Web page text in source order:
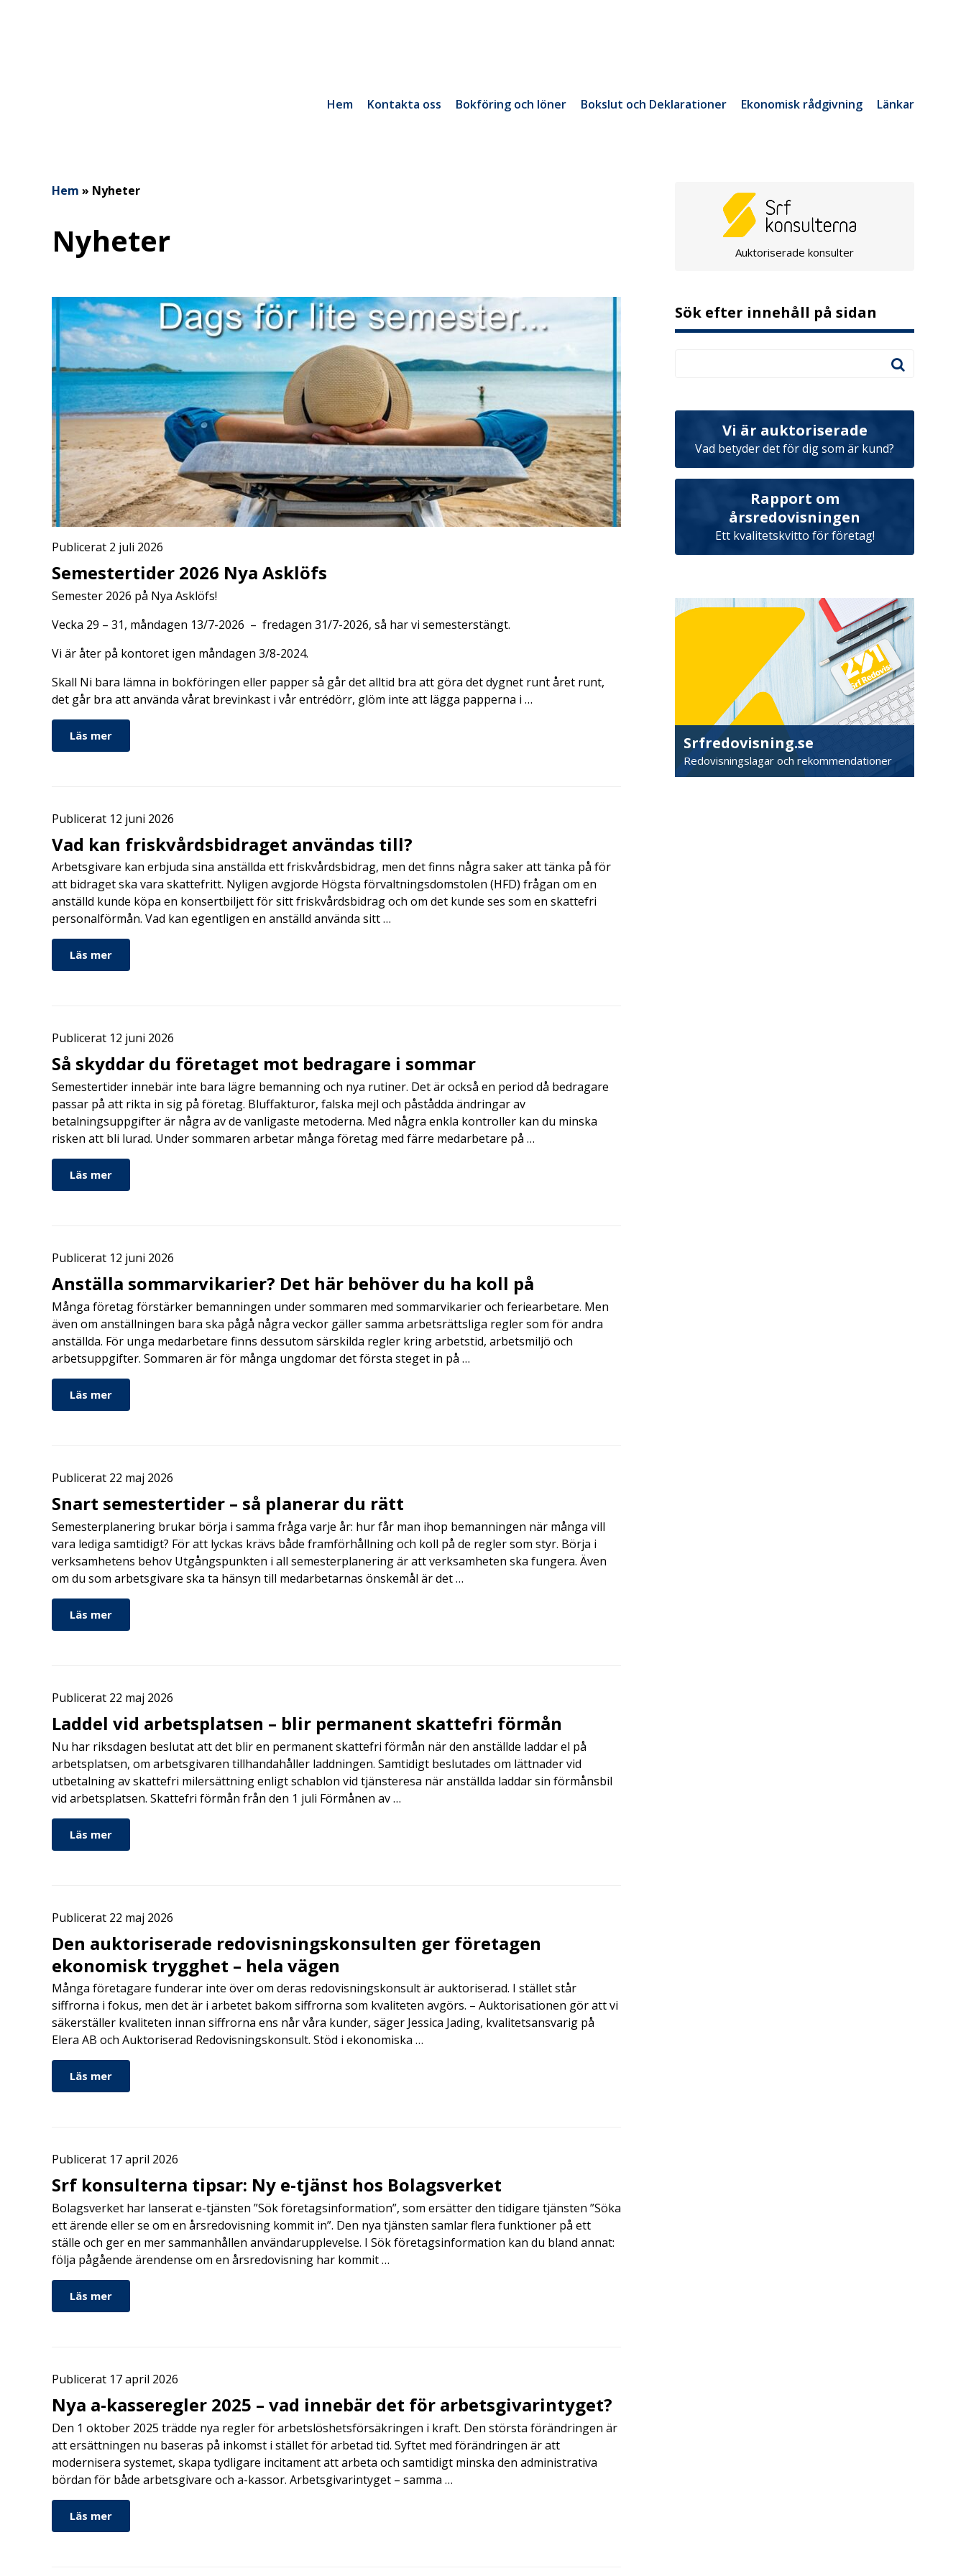
Hem Kontakta oss Bokföring och löner Bokslut och Deklarationer Ekonomisk rådgivning Länkar
Hem » Nyheter
Nyheter
Publicerat 2 juli 2026
Semestertider 2026 Nya Asklöfs
Semester 2026 på Nya Asklöfs!
Vecka 29 – 31, måndagen 13/7-2026 – fredagen 31/7-2026, så har vi semesterstängt.
Vi är åter på kontoret igen måndagen 3/8-2024.
Skall Ni bara lämna in bokföringen eller papper så går det alltid bra att göra det dygnet runt året runt,
det går bra att använda vårat brevinkast i vår entrédörr, glöm inte att lägga papperna i …
Läs mer
Publicerat 12 juni 2026
Vad kan friskvårdsbidraget användas till?
Arbetsgivare kan erbjuda sina anställda ett friskvårdsbidrag, men det finns några saker att tänka på för
att bidraget ska vara skattefritt. Nyligen avgjorde Högsta förvaltningsdomstolen (HFD) frågan om en
anställd kunde köpa en konsertbiljett för sitt friskvårdsbidrag och om det kunde ses som en skattefri
personalförmån. Vad kan egentligen en anställd använda sitt …
Läs mer
Publicerat 12 juni 2026
Så skyddar du företaget mot bedragare i sommar
Semestertider innebär inte bara lägre bemanning och nya rutiner. Det är också en period då bedragare
passar på att rikta in sig på företag. Bluffakturor, falska mejl och påstådda ändringar av
betalningsuppgifter är några av de vanligaste metoderna. Med några enkla kontroller kan du minska
risken att bli lurad. Under sommaren arbetar många företag med färre medarbetare på …
Läs mer
Publicerat 12 juni 2026
Anställa sommarvikarier? Det här behöver du ha koll på
Många företag förstärker bemanningen under sommaren med sommarvikarier och feriearbetare. Men
även om anställningen bara ska pågå några veckor gäller samma arbetsrättsliga regler som för andra
anställda. För unga medarbetare finns dessutom särskilda regler kring arbetstid, arbetsmiljö och
arbetsuppgifter. Sommaren är för många ungdomar det första steget in på …
Läs mer
Publicerat 22 maj 2026
Snart semestertider – så planerar du rätt
Semesterplanering brukar börja i samma fråga varje år: hur får man ihop bemanningen när många vill
vara lediga samtidigt? För att lyckas krävs både framförhållning och koll på de regler som styr. Börja i
verksamhetens behov Utgångspunkten i all semesterplanering är att verksamheten ska fungera. Även
om du som arbetsgivare ska ta hänsyn till medarbetarnas önskemål är det …
Läs mer
Publicerat 22 maj 2026
Laddel vid arbetsplatsen – blir permanent skattefri förmån
Nu har riksdagen beslutat att det blir en permanent skattefri förmån när den anställde laddar el på
arbetsplatsen, om arbetsgivaren tillhandahåller laddningen. Samtidigt beslutades om lättnader vid
utbetalning av skattefri milersättning enligt schablon vid tjänsteresa när anställda laddar sin förmånsbil
vid arbetsplatsen. Skattefri förmån från den 1 juli Förmånen av …
Läs mer
Publicerat 22 maj 2026
Den auktoriserade redovisningskonsulten ger företagen
ekonomisk trygghet – hela vägen
Många företagare funderar inte över om deras redovisningskonsult är auktoriserad. I stället står
siffrorna i fokus, men det är i arbetet bakom siffrorna som kvaliteten avgörs. – Auktorisationen gör att vi
säkerställer kvaliteten innan siffrorna ens når våra kunder, säger Jessica Jading, kvalitetsansvarig på
Elera AB och Auktoriserad Redovisningskonsult. Stöd i ekonomiska …
Läs mer
Publicerat 17 april 2026
Srf konsulterna tipsar: Ny e-tjänst hos Bolagsverket
Bolagsverket har lanserat e-tjänsten ”Sök företagsinformation”, som ersätter den tidigare tjänsten ”Söka
ett ärende eller se om en årsredovisning kommit in”. Den nya tjänsten samlar flera funktioner på ett
ställe och ger en mer sammanhållen användarupplevelse. I Sök företagsinformation kan du bland annat:
följa pågående ärendense om en årsredovisning har kommit …
Läs mer
Publicerat 17 april 2026
Nya a-kasseregler 2025 – vad innebär det för arbetsgivarintyget?
Den 1 oktober 2025 trädde nya regler för arbetslöshetsförsäkringen i kraft. Den största förändringen är
att ersättningen nu baseras på inkomst i stället för arbetad tid. Syftet med förändringen är att
modernisera systemet, skapa tydligare incitament att arbeta och samtidigt minska den administrativa
bördan för både arbetsgivare och a-kassor. Arbetsgivarintyget – samma …
Läs mer
Auktoriserade konsulter
Sök efter innehåll på sidan
Vi är auktoriserade
Vad betyder det för dig som är kund?
Rapport om
årsredovisningen
Ett kvalitetskvitto för företag!
Srfredovisning.se
Redovisningslagar och rekommendationer